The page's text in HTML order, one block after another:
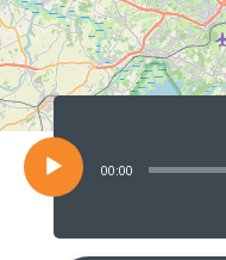
Lecteur
audio
00:00